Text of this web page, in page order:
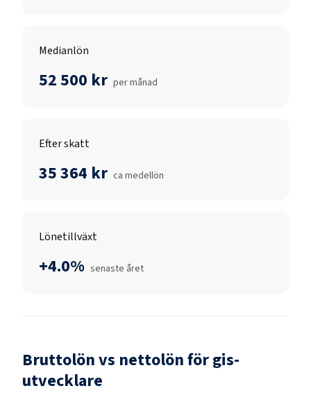
Medianlön
52 500 kr per månad
Efter skatt
35 364 kr ca medellön
Lönetillväxt
+4.0% senaste året
Bruttolön vs nettolön förgis-
utvecklare